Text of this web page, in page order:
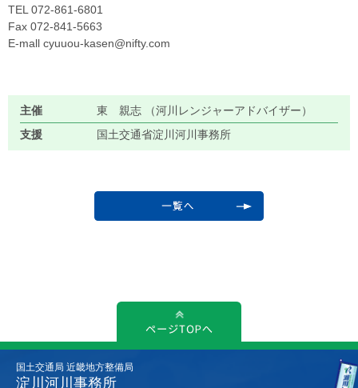
TEL 072-861-6801
Fax 072-841-5663
E-mall cyuuou-kasen@nifty.com
主催
東 親志 （河川レンジャーアドバイザー）
支援
国土交通省淀川河川事務所
国土交通局 近畿地方整備局
淀川河川事務所